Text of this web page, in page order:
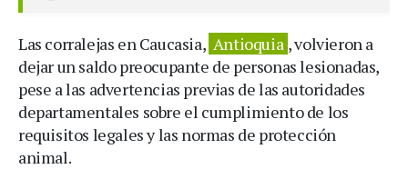
Las corralejas en Caucasia, Antioquia , volvieron a
dejar un saldo preocupante de personas lesionadas,
pese a las advertencias previas de las autoridades
departamentales sobre el cumplimiento de los
requisitos legales y las normas de protección
animal.